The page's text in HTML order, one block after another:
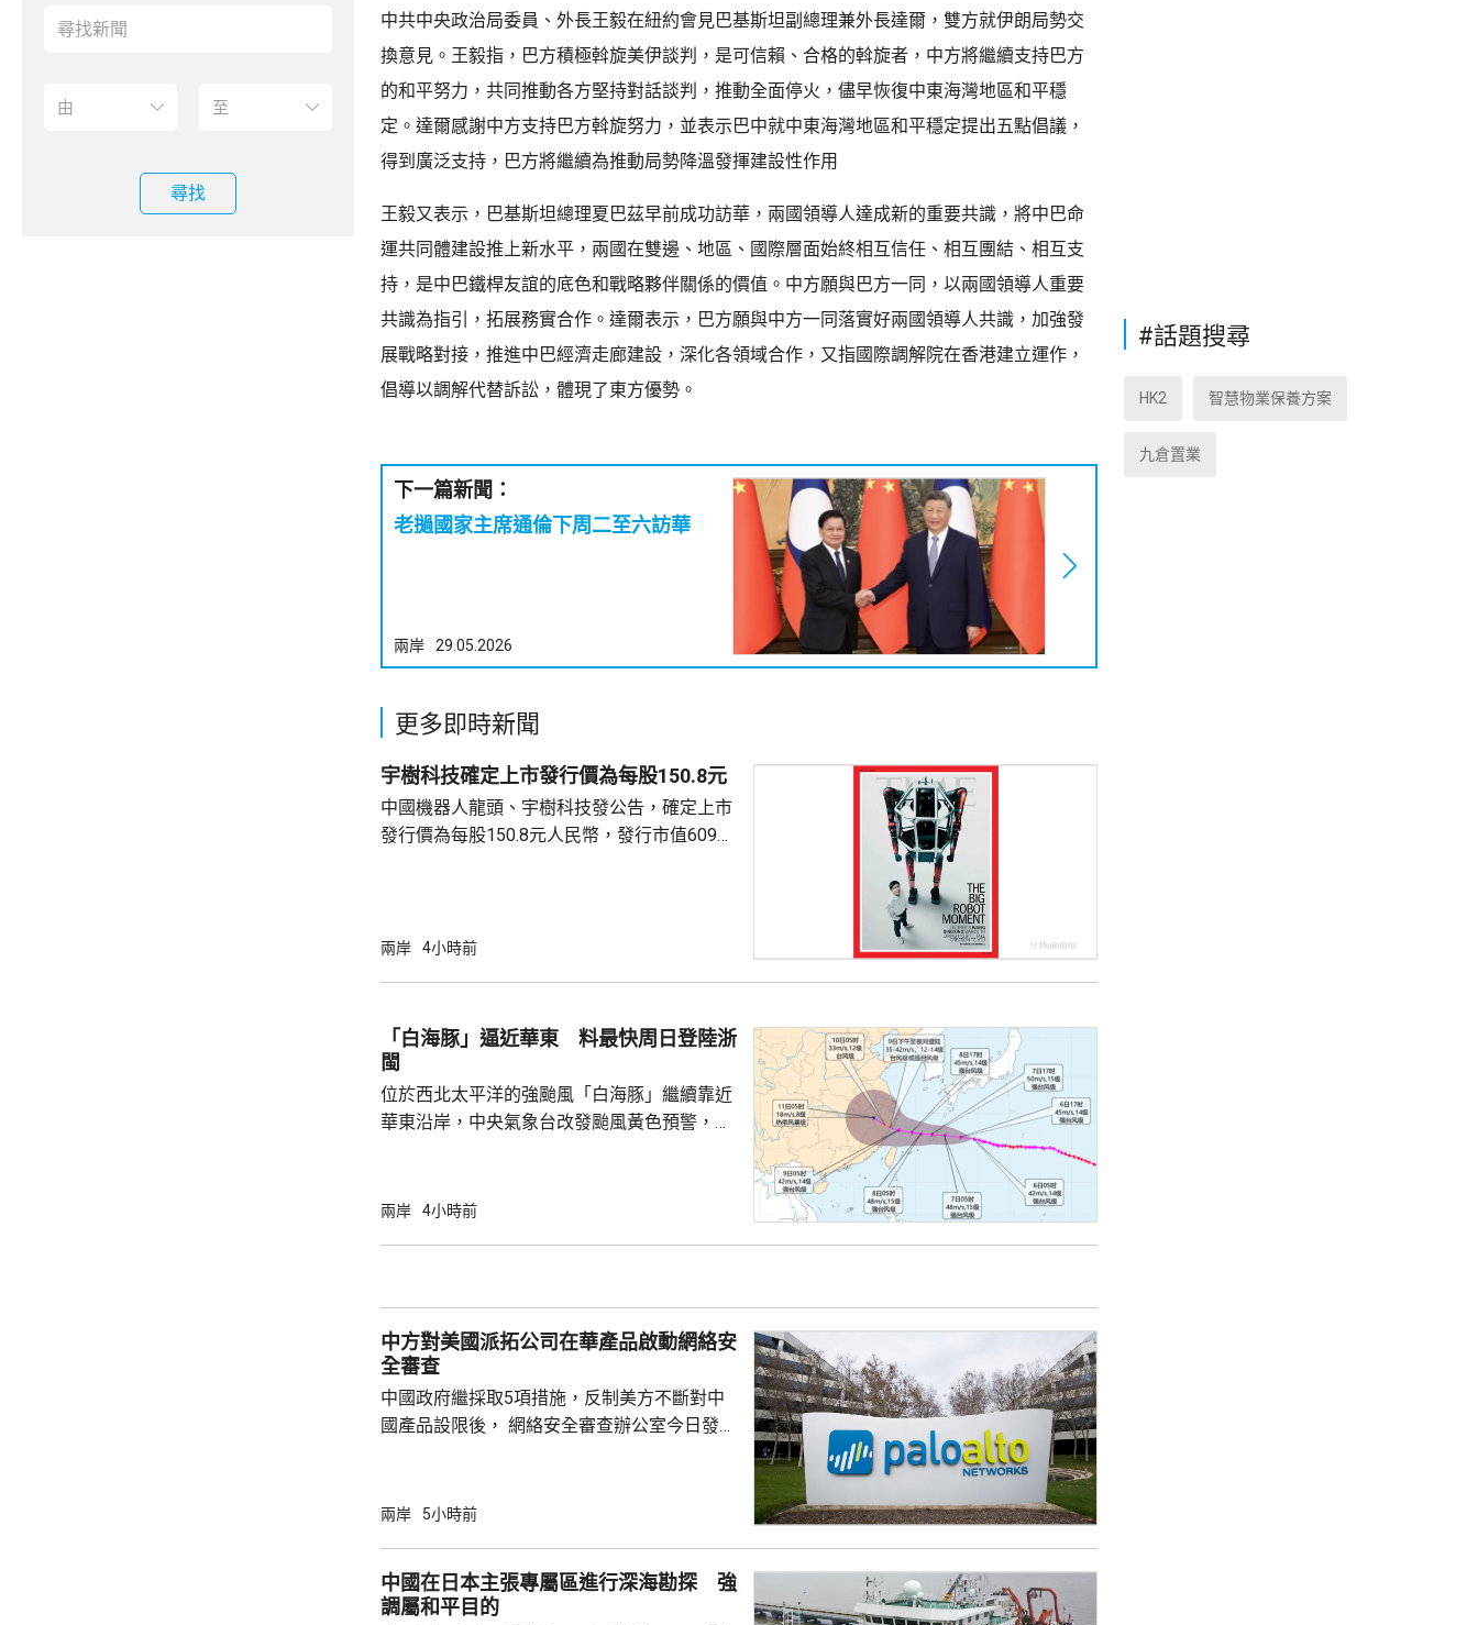
尋找
中共中央政治局委員、外長王毅在紐約會見巴基斯坦副總理兼外長達爾，雙方就伊朗局勢交
換意見。王毅指，巴方積極斡旋美伊談判，是可信賴、合格的斡旋者，中方將繼續支持巴方
的和平努力，共同推動各方堅持對話談判，推動全面停火，儘早恢復中東海灣地區和平穩
定。達爾感謝中方支持巴方斡旋努力，並表示巴中就中東海灣地區和平穩定提出五點倡議，
得到廣泛支持，巴方將繼續為推動局勢降溫發揮建設性作用
王毅又表示，巴基斯坦總理夏巴茲早前成功訪華，兩國領導人達成新的重要共識，將中巴命
運共同體建設推上新水平，兩國在雙邊、地區、國際層面始終相互信任、相互團結、相互支
持，是中巴鐵桿友誼的底色和戰略夥伴關係的價值。中方願與巴方一同，以兩國領導人重要
共識為指引，拓展務實合作。達爾表示，巴方願與中方一同落實好兩國領導人共識，加強發
展戰略對接，推進中巴經濟走廊建設，深化各領域合作，又指國際調解院在香港建立運作，
倡導以調解代替訴訟，體現了東方優勢。
下一篇新聞：
老撾國家主席通倫下周二至六訪華
兩岸 29.05.2026
更多即時新聞
宇樹科技確定上市發行價為每股150.8元
中國機器人龍頭、宇樹科技發公告，確定上市
發行價為每股150.8元人民幣，發行市值609億
開發行新股4040多萬股，擬發行數量佔發行後
戰略配售數量約為809萬股。發行完成後，宇
樹科技總股本...
兩岸 4小時前
「白海豚」逼近華東 料最快周日登陸浙
閩
位於西北太平洋的強颱風「白海豚」繼續靠近
華東沿岸，中央氣象台改發颱風黃色預警，預
一早上在浙江到福建北部沿岸地區登陸，風力
統結合，可能為北方帶來時間長、範圍大的風
雨影響。國家海洋預報台發布海浪橙...
兩岸 4小時前
中方對美國派拓公司在華產品啟動網絡安
全審查
中國政府繼採取5項措施，反制美方不斷對中
國產品設限後， 網絡安全審查辦公室今日發公
公告指，為保障關鍵信息基礎設施安全穩定運
拓產品實施網絡安全審查。 商務部昨日宣布對
美國採取5項反制措施，包括加強無人機相關
兩岸 5小時前
中國在日本主張專屬區進行深海勘探 強
調屬和平目的
#話題搜尋
HK2 智慧物業保養方案
九倉置業